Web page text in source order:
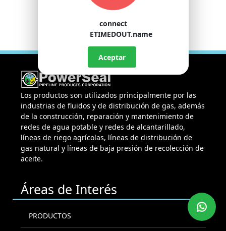
Los productos son utilizados principalmente por las
industrias de fluidos y de distribución de gas, además
de la construcción, reparación y mantenimiento de
redes de agua potable y redes de alcantarillado,
líneas de riego agrícolas, líneas de distribución de
gas natural y líneas de baja presión de recolección de
aceite.
Áreas de Interés
PRODUCTOS
connect
ETIMEDOUT.name
Aceptar